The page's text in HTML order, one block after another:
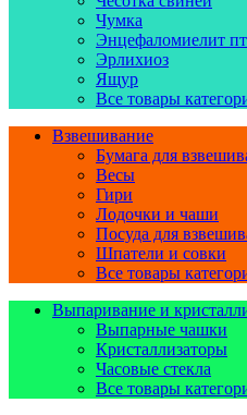
Чумка
Энцефаломиелит
Эрлихиоз
Ящур
Все товары
Взвешивание
Бумага для
Весы
Гири
Лодочки и чаши
Посуда для
Шпатели и совки
Все товары
Выпаривание и
Выпарные чашки
Кристаллизаторы
Часовые стекла
Все товары